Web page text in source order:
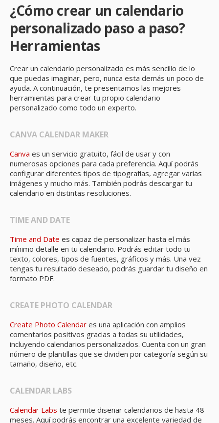
¿Cómo crear un calendario
personalizado paso a paso?
Herramientas
Crear un calendario personalizado es más sencillo de lo
que puedas imaginar, pero, nunca esta demás un poco de
ayuda. A continuación, te presentamos las mejores
herramientas para crear tu propio calendario
personalizado como todo un experto.
CANVA CALENDAR MAKER
Canva es un servicio gratuito, fácil de usar y con
numerosas opciones para cada preferencia. Aquí podrás
configurar diferentes tipos de tipografías, agregar varias
imágenes y mucho más. También podrás descargar tu
calendario en distintas resoluciones.
TIME AND DATE
Time and Date es capaz de personalizar hasta el más
mínimo detalle en tu calendario. Podrás editar todo tu
texto, colores, tipos de fuentes, gráficos y más. Una vez
tengas tu resultado deseado, podrás guardar tu diseño en
formato PDF.
CREATE PHOTO CALENDAR
Create Photo Calendar es una aplicación con amplios
comentarios positivos gracias a todas su utilidades,
incluyendo calendarios personalizados. Cuenta con un gran
número de plantillas que se dividen por categoría según su
tamaño, diseño, etc.
CALENDAR LABS
Calendar Labs te permite diseñar calendarios de hasta 48
meses. Aquí podrás encontrar una excelente variedad de